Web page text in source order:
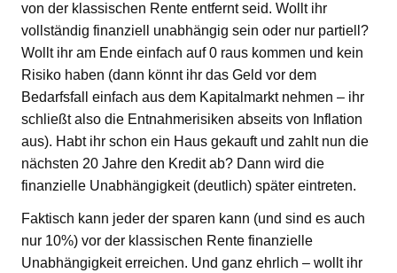
von der klassischen Rente entfernt seid. Wollt ihr
vollständig finanziell unabhängig sein oder nur partiell?
Wollt ihr am Ende einfach auf 0 raus kommen und kein
Risiko haben (dann könnt ihr das Geld vor dem
Bedarfsfall einfach aus dem Kapitalmarkt nehmen – ihr
schließt also die Entnahmerisiken abseits von Inflation
aus). Habt ihr schon ein Haus gekauft und zahlt nun die
nächsten 20 Jahre den Kredit ab? Dann wird die
finanzielle Unabhängigkeit (deutlich) später eintreten.
Faktisch kann jeder der sparen kann (und sind es auch
nur 10%) vor der klassischen Rente finanzielle
Unabhängigkeit erreichen. Und ganz ehrlich – wollt ihr